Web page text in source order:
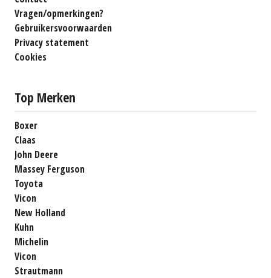
Vragen/opmerkingen?
Gebruikersvoorwaarden
Privacy statement
Cookies
Top Merken
Boxer
Claas
John Deere
Massey Ferguson
Toyota
Vicon
New Holland
Kuhn
Michelin
Vicon
Strautmann